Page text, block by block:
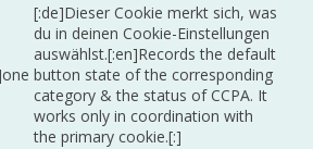
[:de]Dieser Cookie merkt sich, was
du in deinen Cookie-Einstellungen
auswählst.[:en]Records the default
button state of the corresponding
category & the status of CCPA. It
works only in coordination with
the primary cookie.[:]